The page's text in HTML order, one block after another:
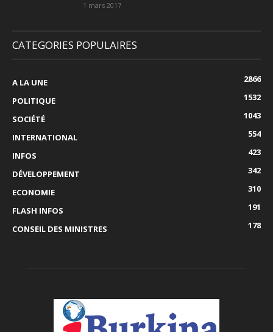
1 mars 2017
CATEGORIES POPULAIRES
A LA UNE
2866
POLITIQUE
1532
SOCIÉTÉ
1043
INTERNATIONAL
554
INFOS
423
DÉVELOPPEMENT
342
ECONOMIE
310
FLASH INFOS
191
CONSEIL DES MINISTRES
178